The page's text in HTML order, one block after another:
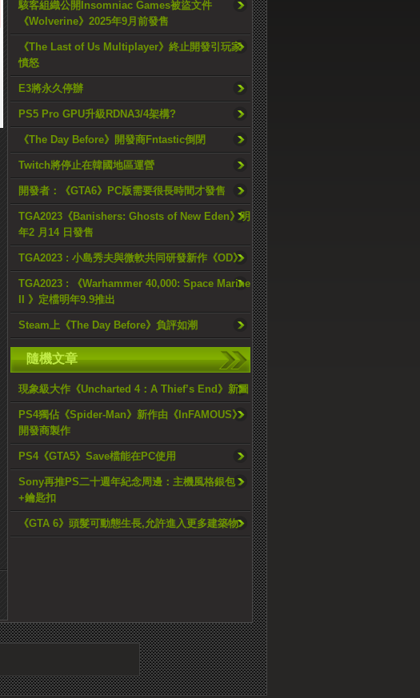
駭客組織公開Insomniac Games被盜文件
《Wolverine》2025年9月前發售
《The Last of Us Multiplayer》終止開發引玩家
憤怒
E3將永久停辦
PS5 Pro GPU升級RDNA3/4架構?
《The Day Before》開發商Fntastic倒閉
Twitch將停止在韓國地區運營
開發者：《GTA6》PC版需要很長時間才發售
TGA2023《Banishers: Ghosts of New Eden》明
年2 月14 日發售
TGA2023 : 小島秀夫與微軟共同研發新作《OD》
TGA2023 : 《Warhammer 40,000: Space Marine
II 》定檔明年9.9推出
Steam上《The Day Before》負評如潮
隨機文章
現象級大作《Uncharted 4：A Thief’s End》新圖
PS4獨佔《Spider-Man》新作由《InFAMOUS》
開發商製作
PS4《GTA5》Save檔能在PC使用
Sony再推PS二十週年紀念周邊：主機風格銀包
+鑰匙扣
《GTA 6》頭髮可動態生長,允許進入更多建築物